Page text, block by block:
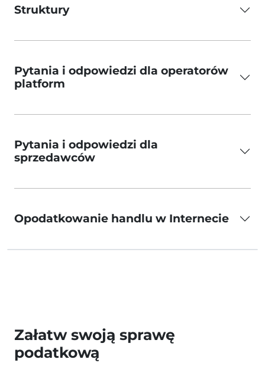
Struktury
Pytania i odpowiedzi dla operatorów
platform
Pytania i odpowiedzi dla
sprzedawców
Opodatkowanie handlu w Internecie
Załatw swoją sprawę
podatkową